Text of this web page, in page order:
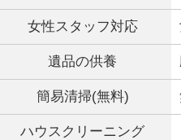
女性スタッフ対応
遺品の供養
簡易清掃(無料)
ハウスクリーニング